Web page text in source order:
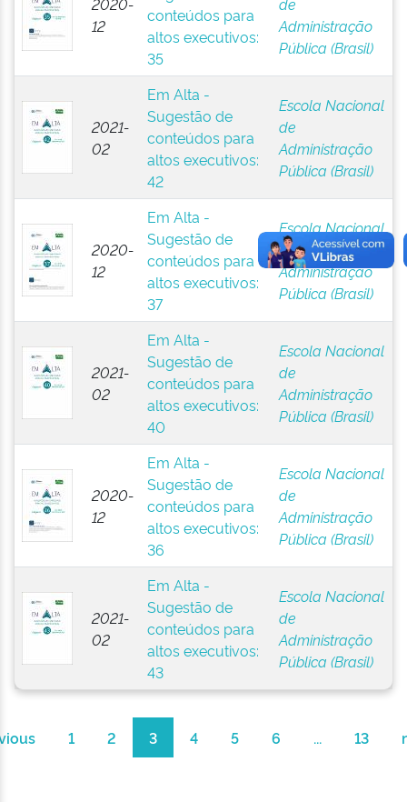
12
conteúdos para
altos executivos:
35
Administração
Pública (Brasil)
2021-
02
Em Alta -
Sugestão de
conteúdos para
altos executivos:
42
Escola Nacional
de
Administração
Pública (Brasil)
2020-
12
Em Alta -
Sugestão de
conteúdos para
altos executivos:
37
Escola Nacional
de
Administração
Pública (Brasil)
2021-
02
Em Alta -
Sugestão de
conteúdos para
altos executivos:
40
Escola Nacional
de
Administração
Pública (Brasil)
2020-
12
Em Alta -
Sugestão de
conteúdos para
altos executivos:
36
Escola Nacional
de
Administração
Pública (Brasil)
2021-
02
Em Alta -
Sugestão de
conteúdos para
altos executivos:
43
Escola Nacional
de
Administração
Pública (Brasil)
1 2 3 4 5 6 ... 13